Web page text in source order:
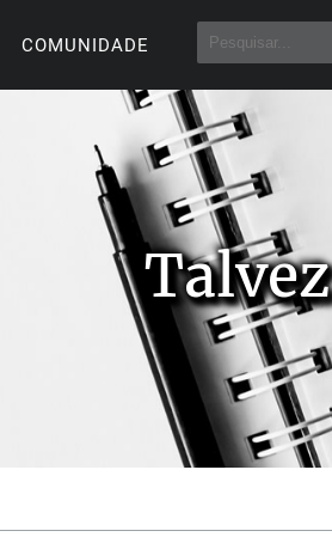
COMUNIDADE
Talvez